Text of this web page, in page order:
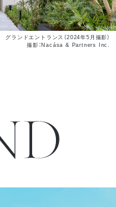
グランドエントランス（2024年5月撮影）
撮影：Nacása & Partners Inc.